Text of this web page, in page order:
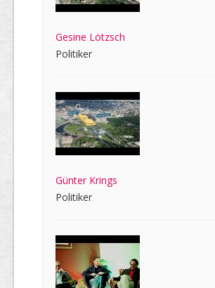
Gesine Lötzsch
Politiker
Günter Krings
Politiker